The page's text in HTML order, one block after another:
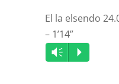
El la elsendo
– 1’14”
Audio
Player
Vm P